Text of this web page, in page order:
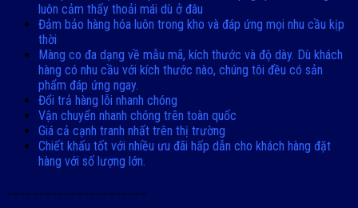
luôn cảm thấy thoải mái dù ở đâu
Đảm bảo hàng hóa luôn trong kho và đáp ứng mọi nhu cầu kịp
thời
Màng co đa dạng về mẫu mã, kích thước và độ dày. Dù khách
hàng có nhu cầu với kích thước nào, chúng tôi đều có sản
phẩm đáp ứng ngay.
Đổi trả hàng lỗi nhanh chóng
Vận chuyển nhanh chóng trên toàn quốc
Giá cả cạnh tranh nhất trên thị trường
Chiết khấu tốt với nhiều ưu đãi hấp dẫn cho khách hàng đặt
hàng với số lượng lớn.